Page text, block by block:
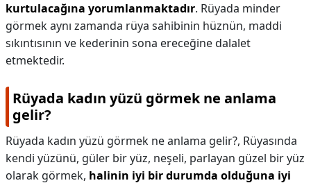
kurtulacağına yorumlanmaktadır. Rüyada minder
görmek aynı zamanda rüya sahibinin hüznün, maddi
sıkıntısının ve kederinin sona ereceğine dalalet
etmektedir.
Rüyada kadın yüzü görmek ne anlama
gelir?
Rüyada kadın yüzü görmek ne anlama gelir?, Rüyasında
kendi yüzünü, güler bir yüz, neşeli, parlayan güzel bir yüz
olarak görmek, halinin iyi bir durumda olduğuna iyi